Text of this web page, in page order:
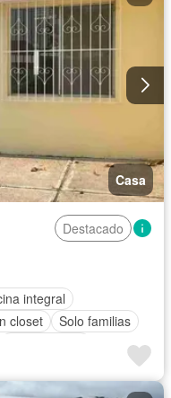
Casa
Destacado
integral
closet
Solo familias